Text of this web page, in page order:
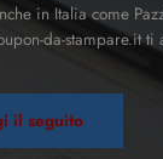
in Italia come
da-stampare.it
il seguito